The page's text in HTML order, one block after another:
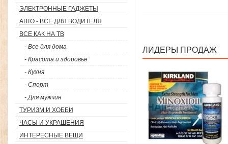
ЭЛЕКТРОННЫЕ ГАДЖЕТЫ
АВТО - ВСЕ ДЛЯ ВОДИТЕЛЯ
ВСЕ КАК НА ТВ
- Все для дома
- Красота и здоровье
- Кухня
- Спорт
- Для мужчин
ТУРИЗМ И ХОББИ
ЧАСЫ И УКРАШЕНИЯ
ИНТЕРЕСНЫЕ ВЕЩИ
ЛИДЕРЫ ПРОДАЖ